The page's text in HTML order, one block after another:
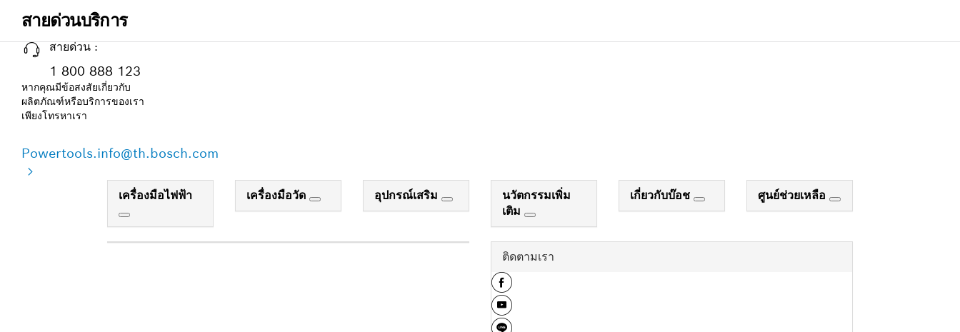
สายด่วนบริการ
สายด่วน :
1 800 888 123
หากคุณมีข้อสงสัยเกี่ยวกับ
ผลิตภัณฑ์หรือบริการของเรา
เพียงโทรหาเรา
Powertools.info@th.bosch.com
เครื่องมือไฟฟ้า เครื่องมือวัด อุปกรณ์เสริม
นวัตกรรมเพิ่ม
เติม
เกี่ยวกับบ๊อช ศูนย์ช่วยเหลือ
ติดตามเรา